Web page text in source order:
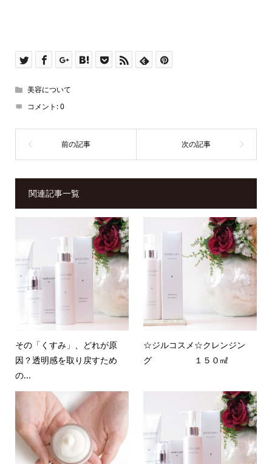
美容について
コメント:0
関連記事一覧
その「くすみ」、どれが原
因？透明感を取り戻すため
の...
☆ジルコスメ☆クレンジン
グ １５０㎖